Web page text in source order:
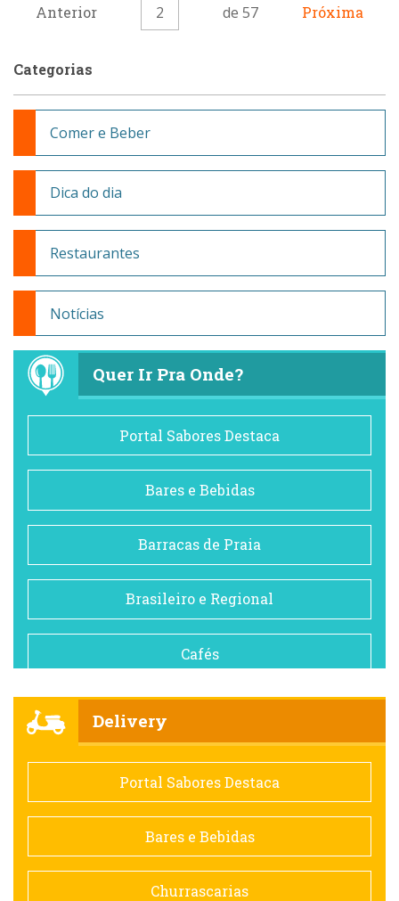
Anterior 2 de 57 Próxima
Categorias
Comer e Beber
Dica do dia
Restaurantes
Notícias
Quer Ir Pra Onde?
Portal Sabores Destaca
Bares e Bebidas
Barracas de Praia
Brasileiro e Regional
Cafés
Comida saudável
Contemporânea
Doceria
Delivery
Portal Sabores Destaca
Bares e Bebidas
Churrascarias